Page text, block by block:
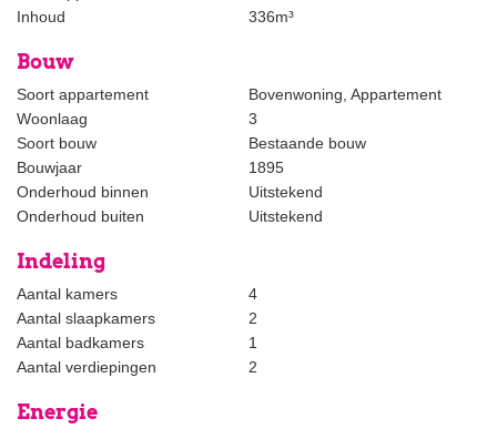
- Virtual viewings possible through Facetime or Whatsapp
- Available until summer 2030
The foregoing information has been carefully compiled by our
office, among other things on the basis of the data made available
to us by the lessor. However, no liability can be accepted by
Estata Makelaars o.g. for any incomplete or inaccurate
information, nor for the consequences thereof.
Inhoud
336m³
Bouw
Soort appartement
Bovenwoning, Appartement
Woonlaag
3
Soort bouw
Bestaande bouw
Bouwjaar
1895
Onderhoud binnen
Uitstekend
Onderhoud buiten
Uitstekend
Indeling
Aantal kamers
4
Aantal slaapkamers
2
Aantal badkamers
1
Aantal verdiepingen
2
Energie